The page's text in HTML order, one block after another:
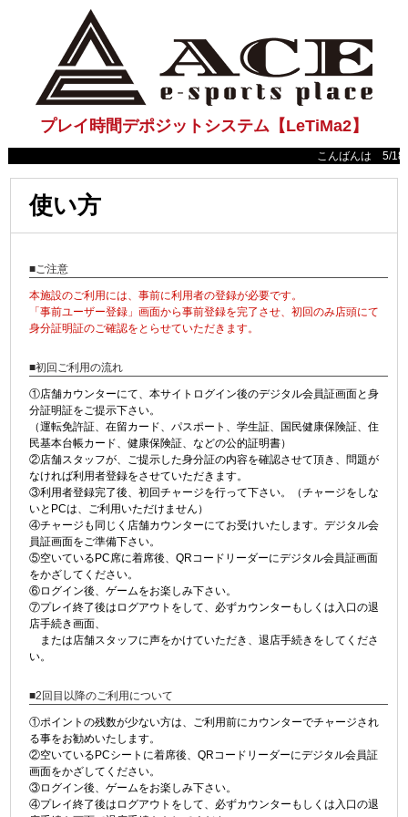
プレイ時間デポジットシステム【LeTiMa2】
こんばんは 5/18(
使い方
■ご注意
本施設のご利用には、事前に利用者の登録が必要です。
「事前ユーザー登録」画面から事前登録を完了させ、初回のみ店頭にて
身分証明証のご確認をとらせていただきます。
■初回ご利用の流れ
①店舗カウンターにて、本サイトログイン後のデジタル会員証画面と身
分証明証をご提示下さい。
（運転免許証、在留カード、パスポート、学生証、国民健康保険証、住
民基本台帳カード、健康保険証、などの公的証明書）
②店舗スタッフが、ご提示した身分証の内容を確認させて頂き、問題が
なければ利用者登録をさせていただきます。
③利用者登録完了後、初回チャージを行って下さい。（チャージをしな
いとPCは、ご利用いただけません）
④チャージも同じく店舗カウンターにてお受けいたします。デジタル会
員証画面をご準備下さい。
⑤空いているPC席に着席後、QRコードリーダーにデジタル会員証画面
をかざしてください。
⑥ログイン後、ゲームをお楽しみ下さい。
⑦プレイ終了後はログアウトをして、必ずカウンターもしくは入口の退
店手続き画面、
または店舗スタッフに声をかけていただき、退店手続きをしてくださ
い。
■2回目以降のご利用について
①ポイントの残数が少ない方は、ご利用前にカウンターでチャージされ
る事をお勧めいたします。
②空いているPCシートに着席後、QRコードリーダーにデジタル会員証
画面をかざしてください。
③ログイン後、ゲームをお楽しみ下さい。
④プレイ終了後はログアウトをして、必ずカウンターもしくは入口の退